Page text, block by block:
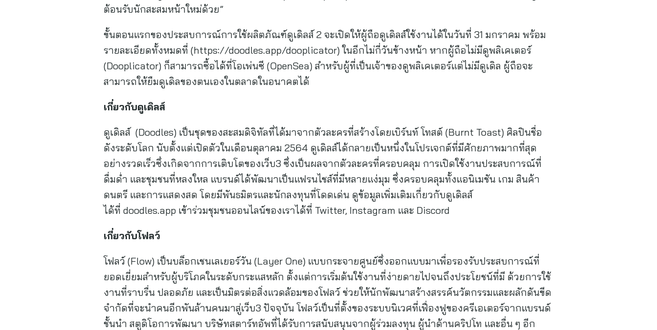
ต้อนรับนักสะสมหน้าใหม่ด้วย”
ขั้นตอนแรกของประสบการณ์การใช้ผลิตภัณฑ์ดูเดิลส์ 2 จะเปิดให้ผู้ถือดูเดิลส์ใช้งานได้ในวันที่ 31 มกราคม พร้อม
รายละเอียดทั้งหมดที่ (https://doodles.app/dooplicator) ในอีกไม่กี่วันข้างหน้า หากผู้ถือไม่มีดูพลิเคเตอร์
(Dooplicator) ก็สามารถซื้อได้ที่โอเพ่นซี (OpenSea) สำหรับผู้ที่เป็นเจ้าของดูพลิเคเตอร์แต่ไม่มีดูเดิล ผู้ถือจะ
สามารถให้ยืมดูเดิลของตนเองในตลาดในอนาคตได้
เกี่ยวกับดูเดิลส์
ดูเดิลส์ (Doodles) เป็นชุดของสะสมดิจิทัลที่ได้มาจากตัวละครที่สร้างโดยเบิร์นท์ โทสต์ (Burnt Toast) ศิลปินชื่อ
ดังระดับโลก นับตั้งแต่เปิดตัวในเดือนตุลาคม 2564 ดูเดิลส์ได้กลายเป็นหนึ่งในโปรเจกต์ที่มีศักยภาพมากที่สุด
อย่างรวดเร็วซึ่งเกิดจากการเติบโตของเว็บ3 ซึ่งเป็นผลจากตัวละครที่ครอบคลุม การเปิดใช้งานประสบการณ์ที่
ดื่มด่ำ และชุมชนที่หลงใหล แบรนด์ได้พัฒนาเป็นแฟรนไชส์ที่มีหลายแง่มุม ซึ่งครอบคลุมทั้งแอนิเมชัน เกม สินค้า
ดนตรี และการแสดงสด โดยมีพันธมิตรและนักลงทุนที่โดดเด่น ดูข้อมูลเพิ่มเติมเกี่ยวกับดูเดิลส์
ได้ที่ doodles.app เข้าร่วมชุมชนออนไลน์ของเราได้ที่ Twitter, Instagram และ Discord
เกี่ยวกับโฟลว์
โฟลว์ (Flow) เป็นบล็อกเชนเลเยอร์วัน (Layer One) แบบกระจายศูนย์ซึ่งออกแบบมาเพื่อรองรับประสบการณ์ที่
ยอดเยี่ยมสำหรับผู้บริโภคในระดับกระแสหลัก ตั้งแต่การเริ่มต้นใช้งานที่ง่ายดายไปจนถึงประโยชน์ที่มี ด้วยการใช้
งานที่ราบรื่น ปลอดภัย และเป็นมิตรต่อสิ่งแวดล้อมของโฟลว์ ช่วยให้นักพัฒนาสร้างสรรค์นวัตกรรมและผลักดันขีด
จำกัดที่จะนำคนอีกพันล้านคนมาสู่เว็บ3 ปัจจุบัน โฟลว์เป็นที่ตั้งของระบบนิเวศที่เฟื่องฟูของครีเอเตอร์จากแบรนด์
ชั้นนำ สตูดิโอการพัฒนา บริษัทสตาร์ทอัพที่ได้รับการสนับสนุนจากผู้ร่วมลงทุน ผู้นำด้านคริปโท และอื่น ๆ อีก